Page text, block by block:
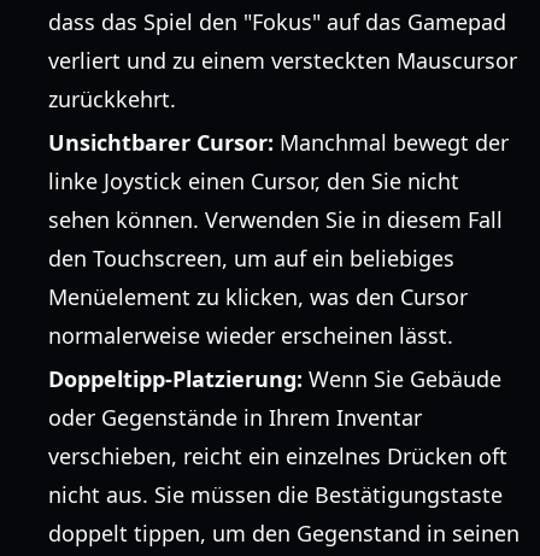
dass das Spiel den "Fokus" auf das Gamepad
verliert und zu einem versteckten Mauscursor
zurückkehrt.
Unsichtbarer Cursor: Manchmal bewegt der
linke Joystick einen Cursor, den Sie nicht
sehen können. Verwenden Sie in diesem Fall
den Touchscreen, um auf ein beliebiges
Menüelement zu klicken, was den Cursor
normalerweise wieder erscheinen lässt.
Doppeltipp-Platzierung: Wenn Sie Gebäude
oder Gegenstände in Ihrem Inventar
verschieben, reicht ein einzelnes Drücken oft
nicht aus. Sie müssen die Bestätigungstaste
doppelt tippen, um den Gegenstand in seinen